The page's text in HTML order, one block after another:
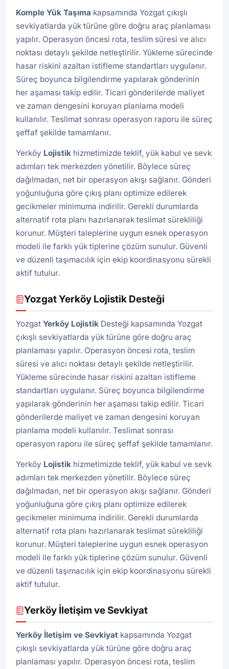
Komple Yük Taşıma kapsamında Yozgat çıkışlı
sevkiyatlarda yük türüne göre doğru araç planlaması
yapılır. Operasyon öncesi rota, teslim süresi ve alıcı
noktası detaylı şekilde netleştirilir. Yükleme sürecinde
hasar riskini azaltan istifleme standartları uygulanır.
Süreç boyunca bilgilendirme yapılarak gönderinin
her aşaması takip edilir. Ticari gönderilerde maliyet
ve zaman dengesini koruyan planlama modeli
kullanılır. Teslimat sonrası operasyon raporu ile süreç
şeffaf şekilde tamamlanır.
Yerköy Lojistik hizmetimizde teklif, yük kabul ve sevk
adımları tek merkezden yönetilir. Böylece süreç
dağılmadan, net bir operasyon akışı sağlanır. Gönderi
yoğunluğuna göre çıkış planı optimize edilerek
gecikmeler minimuma indirilir. Gerekli durumlarda
alternatif rota planı hazırlanarak teslimat sürekliliği
korunur. Müşteri taleplerine uygun esnek operasyon
modeli ile farklı yük tiplerine çözüm sunulur. Güvenli
ve düzenli taşımacılık için ekip koordinasyonu sürekli
aktif tutulur.
Yozgat Yerköy Lojistik Desteği
Yozgat Yerköy Lojistik Desteği kapsamında Yozgat
çıkışlı sevkiyatlarda yük türüne göre doğru araç
planlaması yapılır. Operasyon öncesi rota, teslim
süresi ve alıcı noktası detaylı şekilde netleştirilir.
Yükleme sürecinde hasar riskini azaltan istifleme
standartları uygulanır. Süreç boyunca bilgilendirme
yapılarak gönderinin her aşaması takip edilir. Ticari
gönderilerde maliyet ve zaman dengesini koruyan
planlama modeli kullanılır. Teslimat sonrası
operasyon raporu ile süreç şeffaf şekilde tamamlanır.
Yerköy Lojistik hizmetimizde teklif, yük kabul ve sevk
adımları tek merkezden yönetilir. Böylece süreç
dağılmadan, net bir operasyon akışı sağlanır. Gönderi
yoğunluğuna göre çıkış planı optimize edilerek
gecikmeler minimuma indirilir. Gerekli durumlarda
alternatif rota planı hazırlanarak teslimat sürekliliği
korunur. Müşteri taleplerine uygun esnek operasyon
modeli ile farklı yük tiplerine çözüm sunulur. Güvenli
ve düzenli taşımacılık için ekip koordinasyonu sürekli
aktif tutulur.
Yerköy İletişim ve Sevkiyat
Yerköy İletişim ve Sevkiyat kapsamında Yozgat
çıkışlı sevkiyatlarda yük türüne göre doğru araç
planlaması yapılır. Operasyon öncesi rota, teslim